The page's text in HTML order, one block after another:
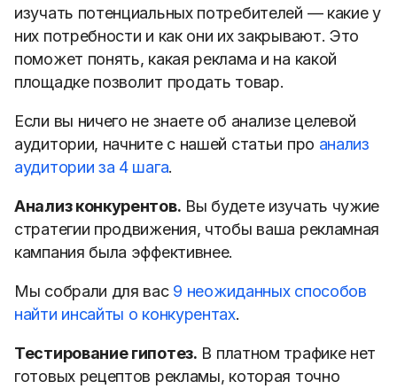
изучать потенциальных потребителей — какие у
них потребности и как они их закрывают. Это
поможет понять, какая реклама и на какой
площадке позволит продать товар.
Если вы ничего не знаете об анализе целевой
аудитории, начните с нашей статьи про анализ
аудитории за 4 шага.
Анализ конкурентов. Вы будете изучать чужие
стратегии продвижения, чтобы ваша рекламная
кампания была эффективнее.
Мы собрали для вас 9 неожиданных способов
найти инсайты о конкурентах.
Тестирование гипотез. В платном трафике нет
готовых рецептов рекламы, которая точно